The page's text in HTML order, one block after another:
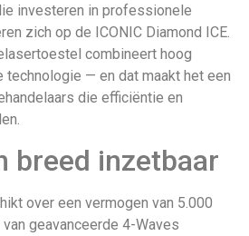
investeren in professionele
zich op de ICONIC Diamond ICE.
combineert hoog
technologie — en dat maakt het een
die efficiëntie en
breed inzetbaar
over een vermogen van 5.000
geavanceerde 4-Waves